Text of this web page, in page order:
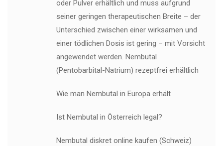
oder Pulver erhältlich und muss aufgrund
seiner geringen therapeutischen Breite – der
Unterschied zwischen einer wirksamen und
einer tödlichen Dosis ist gering – mit Vorsicht
angewendet werden. Nembutal
(Pentobarbital-Natrium) rezeptfrei erhältlich
Wie man Nembutal in Europa erhält
Ist Nembutal in Österreich legal?
Nembutal diskret online kaufen (Schweiz)